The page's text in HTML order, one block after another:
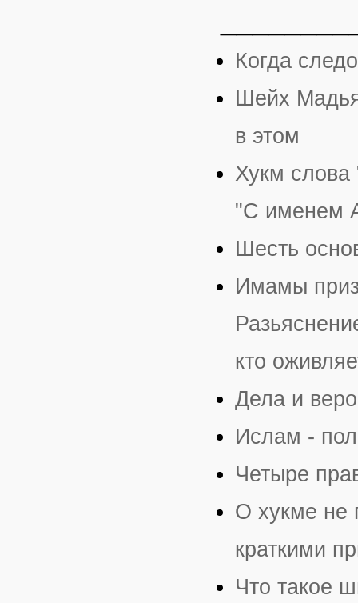
Когда
Шейх
в этом
Хукм
"С именем
Шесть
Имамы
кто
Дела и
Ислам -
Четыре
О хукме не
краткими
Что такое